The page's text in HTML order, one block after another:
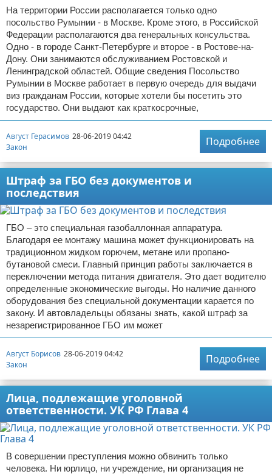
На территории России располагается только одно
посольство Румынии - в Москве. Кроме этого, в Российской
Федерации располагаются два генеральных консульства.
Одно - в городе Санкт-Петербурге и второе - в Ростове-на-
Дону. Они занимаются обслуживанием Ростовской и
Ленинградской областей. Общие сведения Посольство
Румынии в Москве работает в первую очередь для выдачи
виз гражданам России, которые хотели бы посетить это
государство. Они выдают как краткосрочные,
Август Герасимов 28-06-2019 04:42
Закон
Подробнее
Штраф за ГБО без документов и
последствия
ГБО – это специальная газобаллонная аппаратура.
Благодаря ее монтажу машина может функционировать на
традиционном жидком горючем, метане или пропано-
бутановой смеси. Главный принцип работы заключается в
переключении метода питания двигателя. Это дает водителю
определенные экономические выгоды. Но наличие данного
оборудования без специальной документации карается по
закону. И автовладельцы обязаны знать, какой штраф за
незарегистрированное ГБО им может
Август Борисов 28-06-2019 04:42
Закон
Подробнее
Лица, подлежащие уголовной
ответственности. УК РФ Глава 4
В совершении преступления можно обвинить только
человека. Ни юрлицо, ни учреждение, ни организация не